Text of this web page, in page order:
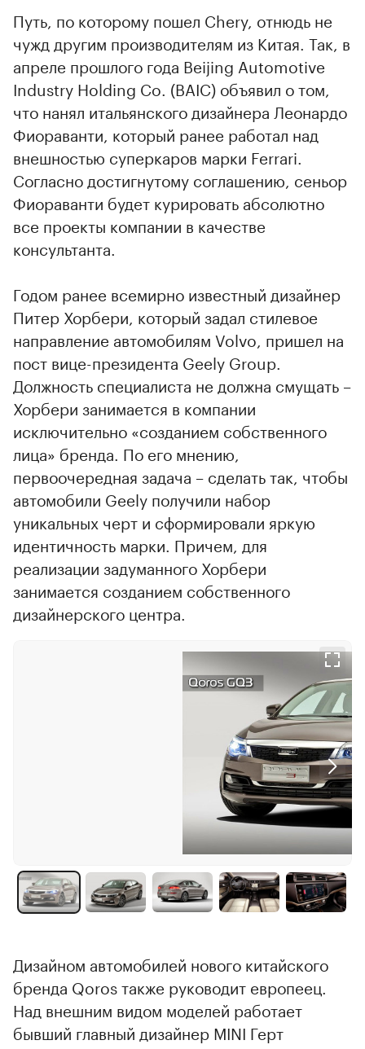
Путь, по которому пошел Chery, отнюдь не
чужд другим производителям из Китая. Так, в
апреле прошлого года Beijing Automotive
Industry Holding Co. (BAIC) объявил о том,
что нанял итальянского дизайнера Леонардо
Фиораванти, который ранее работал над
внешностью суперкаров марки Ferrari.
Согласно достигнутому соглашению, сеньор
Фиораванти будет курировать абсолютно
все проекты компании в качестве
консультанта.
Годом ранее всемирно известный дизайнер
Питер Хорбери, который задал стилевое
направление автомобилям Volvo, пришел на
пост вице-президента Geely Group.
Должность специалиста не должна смущать –
Хорбери занимается в компании
исключительно «созданием собственного
лица» бренда. По его мнению,
первоочередная задача – сделать так, чтобы
автомобили Geely получили набор
уникальных черт и сформировали яркую
идентичность марки. Причем, для
реализации задуманного Хорбери
занимается созданием собственного
дизайнерского центра.
Дизайном автомобилей нового китайского
бренда Qoros также руководит европеец.
Над внешним видом моделей работает
бывший главный дизайнер MINI Герт